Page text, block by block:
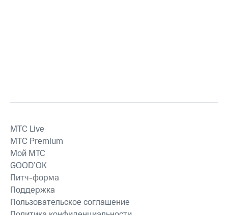
MTС Live
MTС Premium
Мой МТС
GOOD’OK
Питч-форма
Поддержка
Пользовательское соглашение